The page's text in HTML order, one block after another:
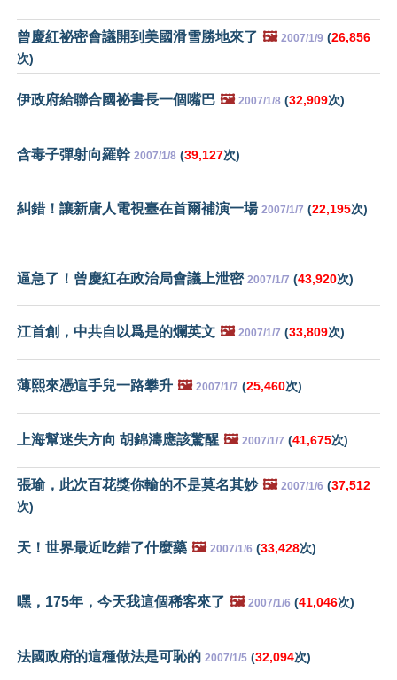
曾慶紅祕密會議開到美國滑雪勝地來了 🖼️ 2007/1/9 (26,856
次)
伊政府給聯合國祕書長一個嘴巴 🖼️ 2007/1/8 (32,909次)
含毒子彈射向羅幹 2007/1/8 (39,127次)
糾錯！讓新唐人電視臺在首爾補演一場 2007/1/7 (22,195次)
逼急了！曾慶紅在政治局會議上泄密 2007/1/7 (43,920次)
江首創，中共自以爲是的爛英文 🖼️ 2007/1/7 (33,809次)
薄熙來憑這手兒一路攀升 🖼️ 2007/1/7 (25,460次)
上海幫迷失方向 胡錦濤應該驚醒 🖼️ 2007/1/7 (41,675次)
張瑜，此次百花獎你輸的不是莫名其妙 🖼️ 2007/1/6 (37,512
次)
天！世界最近吃錯了什麼藥 🖼️ 2007/1/6 (33,428次)
嘿，175年，今天我這個稀客來了 🖼️ 2007/1/6 (41,046次)
法國政府的這種做法是可恥的 2007/1/5 (32,094次)